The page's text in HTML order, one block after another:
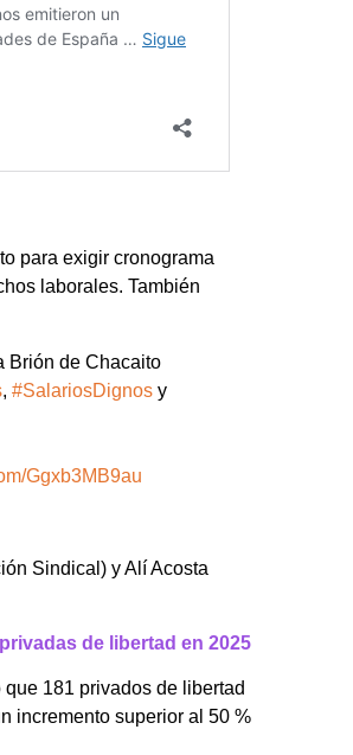
para exigir cronograma
laborales. También
Brión de Chacaito
, #SalariosDignos y
Ggxb3MB9au
Sindical) y Alí Acosta
de libertad en 2025
181 privados de libertad
incremento superior al 50 %